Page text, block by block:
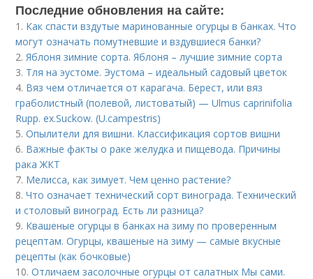
Последние обновления на сайте:
1. Как спасти вздутые маринованные огурцы в банках. Что
могут означать помутневшие и вздувшиеся банки?
2.Яблоня зимние сорта. Яблоня – лучшие зимние сорта
3. Тля на эустоме. Эустома – идеальный садовый цветок
4. Вяз чем отличается от карагача. Берест, или вяз
граболистный (полевой, листоватый) — Ulmus caprinifolia
Rupp. ex.Suckow. (U.campestris)
5.Опылители для вишни. Классификация сортов вишни
6. Важные факты о раке желудка и пищевода. Причины
рака ЖКТ
7. Мелисса, как зимует. Чем ценно растение?
8.Что означает технический сорт винограда. Технический
и столовый виноград. Есть ли разница?
9. Квашеные огурцы в банках на зиму по проверенным
рецептам. Огурцы, квашеные на зиму — самые вкусные
рецепты (как бочковые)
10.Отличаем засолочные огурцы от салатных Мы сами.